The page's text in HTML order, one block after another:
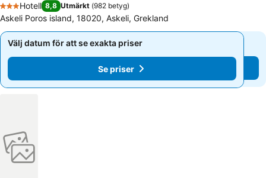
3 Stjärnor
Hotell 8,8 Utmärkt (982 betyg)
Askeli Poros island, 18020, Askeli, Grekland
Välj datum för att se exakta priser
Se priser
Välj datum för att se exakta priser
Se priser